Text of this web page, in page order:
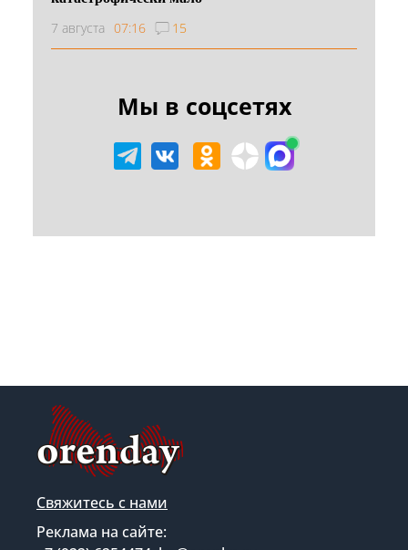
7 августа 07:16 15
Мы в соцсетях
Свяжитесь с нами
Реклама на сайте: